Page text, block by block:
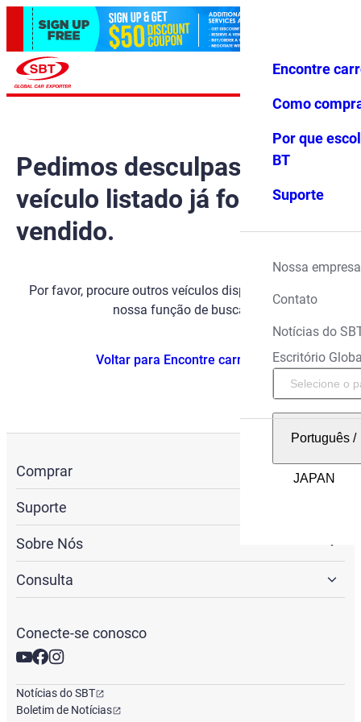
Favoritos Menu
Encontre
Como
Por que
BT
Suporte
Nossa empresa
Contato
Notícias do
Escritório
Português/
Pedimos desculpas, mas o
veículo listado já foi
vendido.
Por favor, procure outros veículos disponíveis usando
nossa função de busca.
Voltar para Encontre carros
Comprar
Suporte
Sobre Nós
Consulta
Conecte-se conosco
Notícias do SBT
Boletim de Notícias